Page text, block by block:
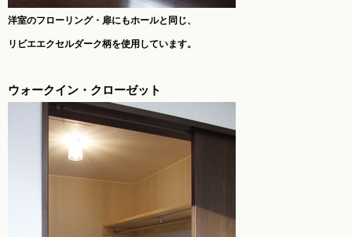
洋室のフローリング・扉にもホールと同じ、
リビエエクセルダーク柄を使用しています。
ウォークイン・クローゼット